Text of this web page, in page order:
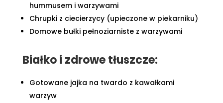
hummusem i warzywami
Chrupki z ciecierzycy (upieczone w piekarniku)
Domowe bułki pełnoziarniste z warzywami
Białko i zdrowe tłuszcze:
Gotowane jajka na twardo z kawałkami
warzyw